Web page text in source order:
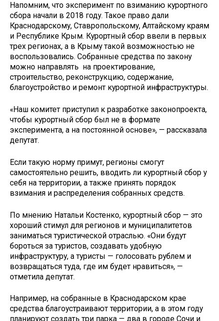
Напомним, что эксперимент по взиманию курортного
сбора начали в 2018 году. Такое право дали
Краснодарскому, Ставропольскому, Алтайскому краям
и Республике Крым. Курортный сбор ввели в первых
трех регионах, а в Крыму такой возможностью не
воспользовались. Собранные средства по закону
можно направлять на проектирование,
строительство, реконструкцию, содержание,
благоустройство и ремонт курортной инфраструктуры.
«Наш комитет приступил к разработке законопроекта,
чтобы курортный сбор был не в формате
эксперимента, а на постоянной основе», — рассказала
депутат.
Если такую норму примут, регионы смогут
самостоятельно решить, вводить ли курортный сбор у
себя на территории, а также принять порядок
взимания и распределения собранных средств.
По мнению Натальи Костенко, курортный сбор — это
хороший стимул для регионов и муниципалитетов
заниматься туристической отраслью. «Они будут
бороться за туристов, создавать удобную
инфраструктуру, а туристы — голосовать рублем и
возвращаться туда, где им будет нравиться», —
отметила депутат.
Например, на собранные в Краснодарском крае
средства благоустраивают территории, а в этом году
планируют создать три парка — два в городе Сочи и